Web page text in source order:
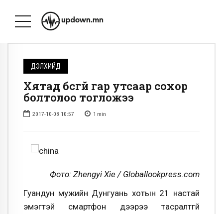
ДЭЛХИЙД
Хятад бүсгүй гар утсаар сохор
болтолоо тогложээ
2017-10-08 10:57 1 min
Фото: Zhengyi Xie / Globallookpress.com
Гуандун мужийн Дунгуань хотын 21 настай
эмэгтэй смартфон дээрээ тасралтгүй